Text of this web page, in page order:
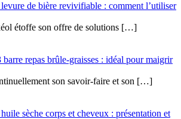
de bière revivifiable : comment l’utiliser
étoffe son offre de solutions […]
barre repas brûle-graisses : idéal pour maigrir
son savoir-faire et son […]
sèche corps et cheveux : présentation et